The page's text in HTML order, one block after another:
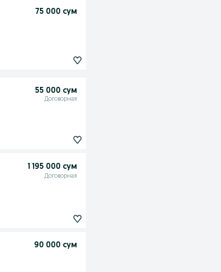
75 000 сум
55 000 сум
Договорная
1 195 000 сум
Договорная
90 000 сум